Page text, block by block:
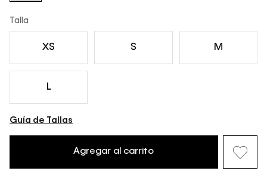
Talla
XS S M
L
Guía de Tallas
Agregar al carrito